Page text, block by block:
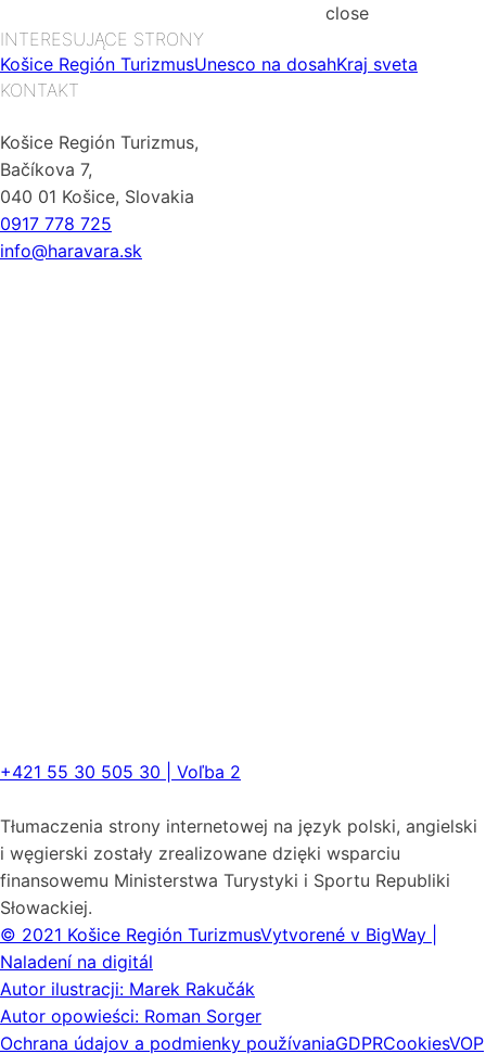
close
INTERESUJĄCE STRONY
Košice Región TurizmusUnesco na dosahKraj sveta
KONTAKT
Košice Región Turizmus,
Bačíkova 7,
040 01 Košice, Slovakia
0917 778 725
info@haravara.sk
+421 55 30 505 30 | Voľba 2
Tłumaczenia strony internetowej na język polski, angielski
i węgierski zostały zrealizowane dzięki wsparciu
finansowemu Ministerstwa Turystyki i Sportu Republiki
Słowackiej.
© 2021 Košice Región TurizmusVytvorené v BigWay |
Naladení na digitál
Autor ilustracji: Marek Rakučák
Autor opowieści: Roman Sorger
Ochrana údajov a podmienky používaniaGDPRCookiesVOP